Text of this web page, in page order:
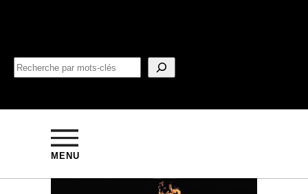
MENU